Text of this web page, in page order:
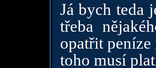
Já bych teda
třeba
opatřit peníze
toho musí